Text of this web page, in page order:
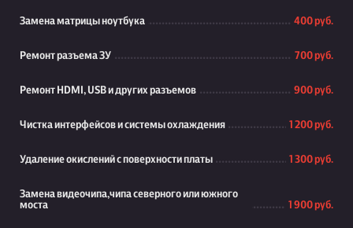
Замена матрицы ноутбука 400 руб.
Ремонт разъема ЗУ 700 руб.
Ремонт HDMI, USB и других разъемов 900 руб.
Чистка интерфейсов и системы охлаждения 1 200 руб.
Удаление окислений с поверхности платы 1 300 руб.
Замена видеочипа,чипа северного или южного
моста
1 900 руб.